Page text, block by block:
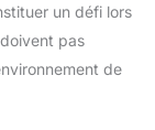
un défi lors
pas
de